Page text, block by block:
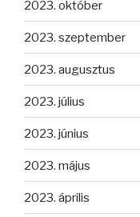
2023. október
2023. szeptember
2023. augusztus
2023. július
2023. június
2023. május
2023. április